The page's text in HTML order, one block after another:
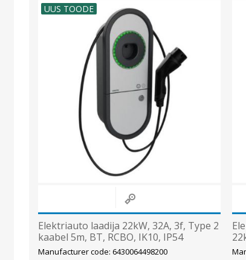
Pinnapealsed lülitid ja
Pinnapealsed lülitid ja
View All
UUS TOODE
Elektriauto laadija 22kW, 32A, 3f, Type 2
kaabel 5m, BT, RCBO, IK10, IP54
Legrand/ENSTO
Manufacturer code: 6430064498200